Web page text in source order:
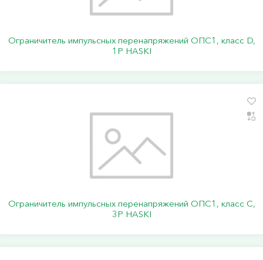
Ограничитель импульсных перенапряжений ОПС1, класс D,
1P HASKI
Ограничитель импульсных перенапряжений ОПС1, класс C,
3P HASKI